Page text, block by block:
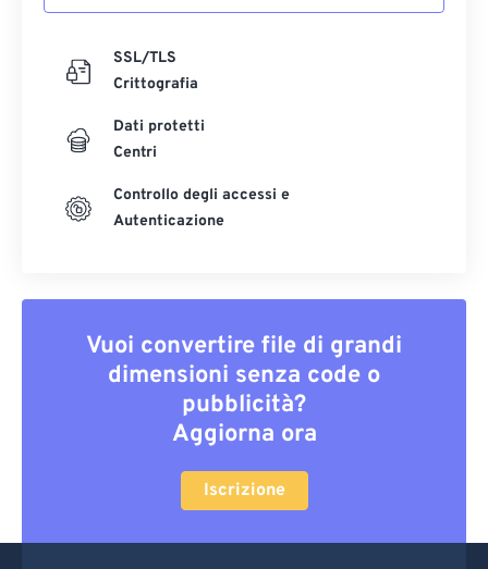
SSL/TLS
Crittografia
Dati protetti
Centri
Controllo degli accessi e
Autenticazione
Vuoi convertire file di grandi
dimensioni senza code o
pubblicità?
Aggiorna ora
Iscrizione